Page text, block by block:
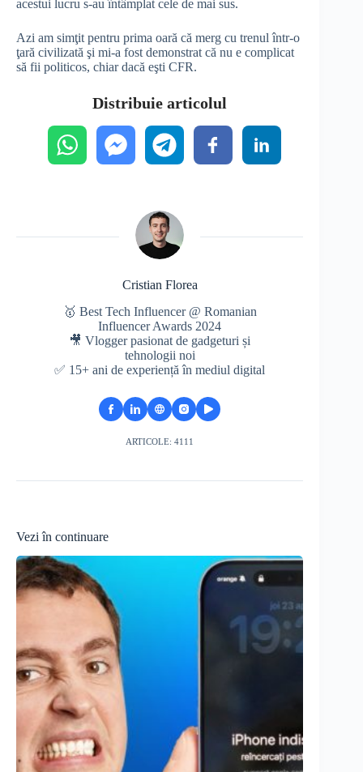
acestui lucru s-au întâmplat cele de mai sus.
Azi am simţit pentru prima oară că merg cu trenul într-o
ţară civilizată şi mi-a fost demonstrat că nu e complicat
să fii politicos, chiar dacă eşti CFR.
Distribuie articolul
Cristian Florea
🥇 Best Tech Influencer @ Romanian
Influencer Awards 2024
🎥 Vlogger pasionat de gadgeturi și
tehnologii noi
✅ 15+ ani de experiență în mediul digital
ARTICOLE: 4111
Vezi în continuare